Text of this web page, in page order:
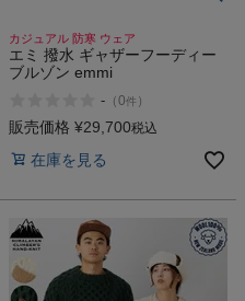
カジュアル 防寒 ウェア
エミ 撥水 ギャザーフーディー
ブルゾン emmi
- （0件 ）
販売価格 ¥29,700税込
在庫を見る